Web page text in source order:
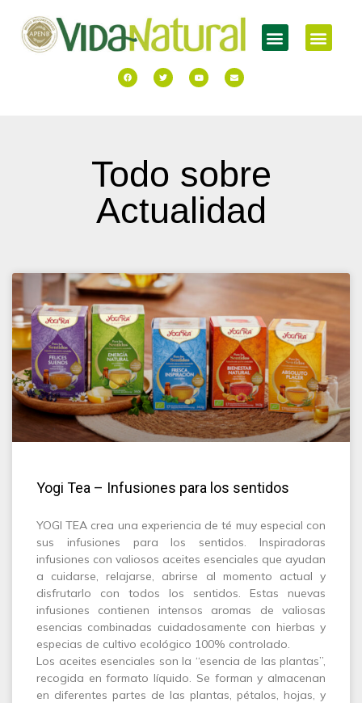
Todo sobre
Actualidad
Yogi Tea – Infusiones para los sentidos
YOGI TEA crea una experiencia de té muy especial con
sus infusiones para los sentidos. Inspiradoras
infusiones con valiosos aceites esenciales que ayudan
a cuidarse, relajarse, abrirse al momento actual y
disfrutarlo con todos los sentidos. Estas nuevas
infusiones contienen intensos aromas de valiosas
esencias combinadas cuidadosamente con hierbas y
especias de cultivo ecológico 100% controlado.
Los aceites esenciales son la “esencia de las plantas”,
recogida en formato líquido. Se forman y almacenan
en diferentes partes de las plantas, pétalos, hojas, y